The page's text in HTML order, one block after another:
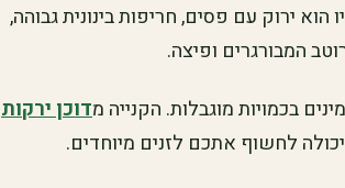
הוא ירוק עם פסים, חריפות בינונית גבוהה,
המבורגרים ופיצה.
בכמויות מוגבלות. הקנייה מדוכן ירקות
יכולה לחשוף אתכם לזנים מיוחדים.